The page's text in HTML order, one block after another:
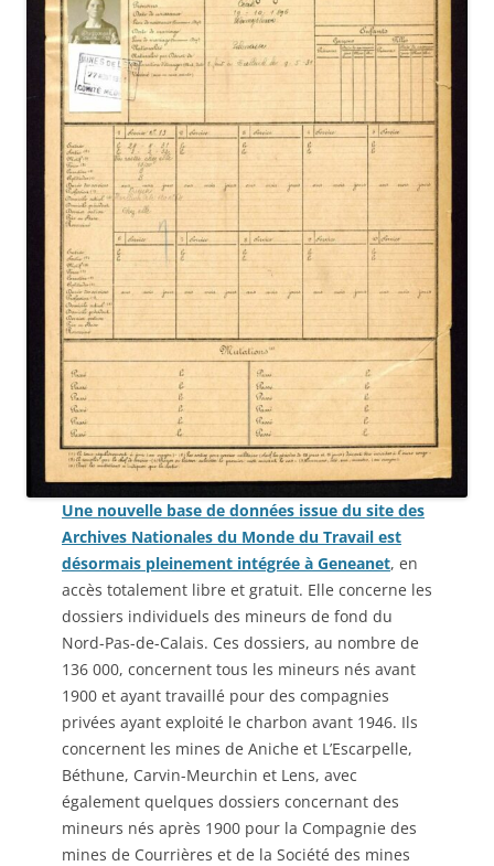
Une nouvelle base de données issue du site des
Archives Nationales du Monde du Travail est
désormais pleinement intégrée à Geneanet, en
accès totalement libre et gratuit. Elle concerne les
dossiers individuels des mineurs de fond du
Nord-Pas-de-Calais. Ces dossiers, au nombre de
136 000, concernent tous les mineurs nés avant
1900 et ayant travaillé pour des compagnies
privées ayant exploité le charbon avant 1946. Ils
concernent les mines de Aniche et L’Escarpelle,
Béthune, Carvin-Meurchin et Lens, avec
également quelques dossiers concernant des
mineurs nés après 1900 pour la Compagnie des
mines de Courrières et de la Société des mines